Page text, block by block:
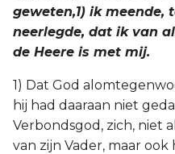
geweten,1) ik
neerlegde, dat ik van
de Heere is met mij.
1) Dat God
hij had daaraan niet
Verbondsgod, zich, niet
van zijn Vader, maar